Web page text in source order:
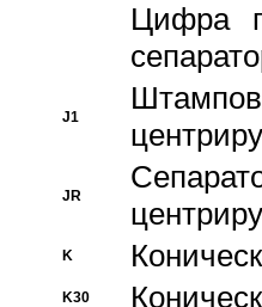
Цифра
J1
JR
K
K30